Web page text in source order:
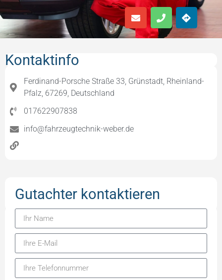
Kontaktinfo
Ferdinand-Porsche Straße 33, Grünstadt, Rheinland-
Pfalz, 67269, Deutschland
017622907838
info@fahrzeugtechnik-weber.de
Gutachter kontaktieren